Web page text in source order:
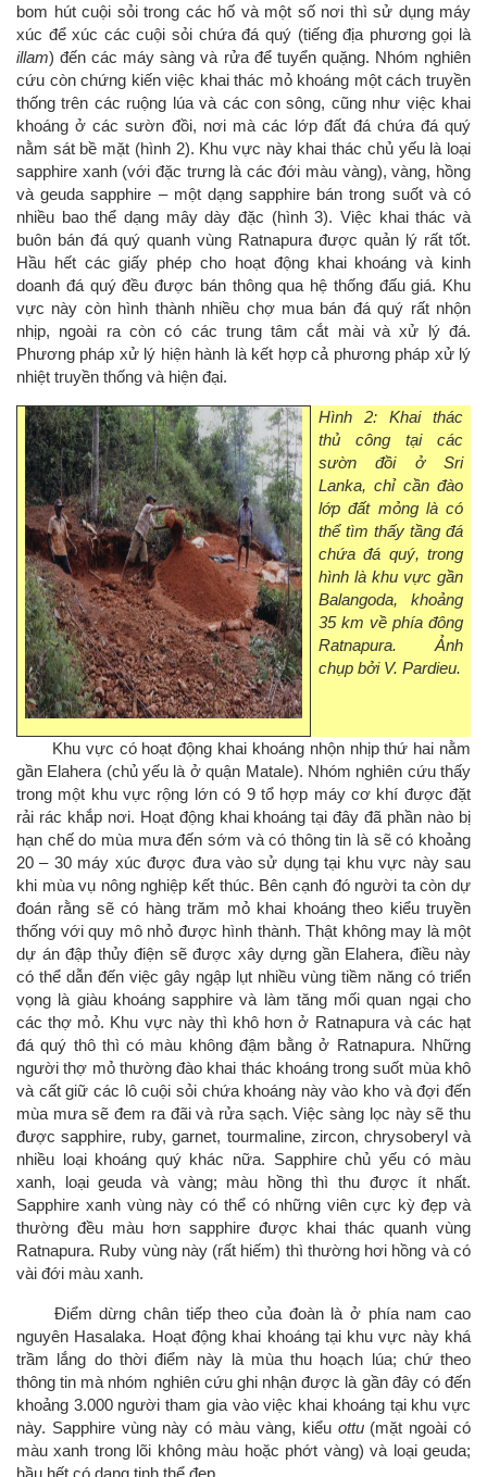
bom hút cuội sỏi trong các hố và một số nơi thì sử dụng máy
xúc để xúc các cuội sỏi chứa đá quý (tiếng địa phương gọi là
illam) đến các máy sàng và rửa để tuyển quặng. Nhóm nghiên
cứu còn chứng kiến việc khai thác mỏ khoáng một cách truyền
thống trên các ruộng lúa và các con sông, cũng như việc khai
khoáng ở các sườn đồi, nơi mà các lớp đất đá chứa đá quý
nằm sát bề mặt (hình 2). Khu vực này khai thác chủ yếu là loại
sapphire xanh (với đặc trưng là các đới màu vàng), vàng, hồng
và geuda sapphire – một dạng sapphire bán trong suốt và có
nhiều bao thể dạng mây dày đặc (hình 3). Việc khai thác và
buôn bán đá quý quanh vùng Ratnapura được quản lý rất tốt.
Hầu hết các giấy phép cho hoạt động khai khoáng và kinh
doanh đá quý đều được bán thông qua hệ thống đấu giá. Khu
vực này còn hình thành nhiều chợ mua bán đá quý rất nhộn
nhịp, ngoài ra còn có các trung tâm cắt mài và xử lý đá.
Phương pháp xử lý hiện hành là kết hợp cả phương pháp xử lý
nhiệt truyền thống và hiện đại.
Hình 2: Khai thác
thủ công tại các
sườn đồi ở Sri
Lanka, chỉ cần đào
lớp đất mỏng là có
thể tìm thấy tầng đá
chứa đá quý, trong
hình là khu vực gần
Balangoda, khoảng
35 km về phía đông
Ratnapura. Ảnh
chụp bởi V. Pardieu.
Khu vực có hoạt động khai khoáng nhộn nhịp thứ hai nằm
gần Elahera (chủ yếu là ở quận Matale). Nhóm nghiên cứu thấy
trong một khu vực rộng lớn có 9 tổ hợp máy cơ khí được đặt
rải rác khắp nơi. Hoạt động khai khoáng tại đây đã phần nào bị
hạn chế do mùa mưa đến sớm và có thông tin là sẽ có khoảng
20 – 30 máy xúc được đưa vào sử dụng tại khu vực này sau
khi mùa vụ nông nghiệp kết thúc. Bên cạnh đó người ta còn dự
đoán rằng sẽ có hàng trăm mỏ khai khoáng theo kiểu truyền
thống với quy mô nhỏ được hình thành. Thật không may là một
dự án đập thủy điện sẽ được xây dựng gần Elahera, điều này
có thể dẫn đến việc gây ngập lụt nhiều vùng tiềm năng có triển
vọng là giàu khoáng sapphire và làm tăng mối quan ngại cho
các thợ mỏ. Khu vực này thì khô hơn ở Ratnapura và các hạt
đá quý thô thì có màu không đậm bằng ở Ratnapura. Những
người thợ mỏ thường đào khai thác khoáng trong suốt mùa khô
và cất giữ các lô cuội sỏi chứa khoáng này vào kho và đợi đến
mùa mưa sẽ đem ra đãi và rửa sạch. Việc sàng lọc này sẽ thu
được sapphire, ruby, garnet, tourmaline, zircon, chrysoberyl và
nhiều loại khoáng quý khác nữa. Sapphire chủ yếu có màu
xanh, loại geuda và vàng; màu hồng thì thu được ít nhất.
Sapphire xanh vùng này có thể có những viên cực kỳ đẹp và
thường đều màu hơn sapphire được khai thác quanh vùng
Ratnapura. Ruby vùng này (rất hiếm) thì thường hơi hồng và có
vài đới màu xanh.
Điểm dừng chân tiếp theo của đoàn là ở phía nam cao
nguyên Hasalaka. Hoạt động khai khoáng tại khu vực này khá
trầm lắng do thời điểm này là mùa thu hoạch lúa; chứ theo
thông tin mà nhóm nghiên cứu ghi nhận được là gần đây có đến
khoảng 3.000 người tham gia vào việc khai khoáng tại khu vực
này. Sapphire vùng này có màu vàng, kiểu ottu(mặt ngoài có
màu xanh trong lõi không màu hoặc phớt vàng) và loại geuda;